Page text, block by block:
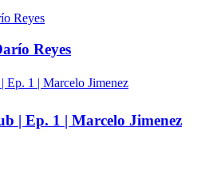
Reyes
| Ep. 1 | Marcelo Jimenez